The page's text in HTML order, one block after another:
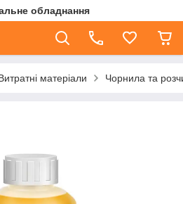
обладнання
матеріали Чорнила та